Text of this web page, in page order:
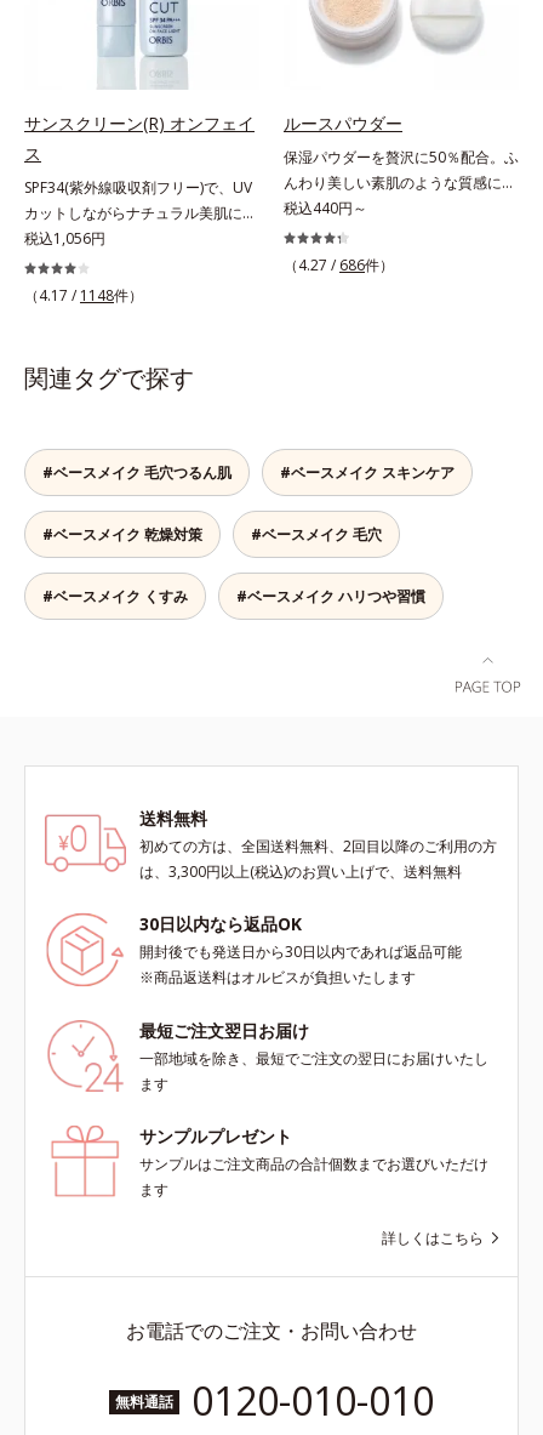
ス*3 シリカ配合＝皮脂を吸着する
粉体*4 化粧持ち性能
脂選択テカリ防止成分(*5)テカリの
主成分を選択的に吸収し、うるおい
層の範囲内*3 スキンプロテクト※
複合成分配合＝肌を保護し、乾燥を
防ぐ複合成分 ※ ビルベリー葉エ
キス、タベブイアインペチギノサ樹
皮エキス*4 グリセリルグルコシド
（保湿成分）、（ジメチコン／ビニ
シーラー・パウダーの6役をこなす
ので、スキンケアの後はBBクリー
ムを塗るだけでベースメイクまで一
気に完成。使うほどに肌を美しく整
え、長時間キープします。
リア成分(*)もプラスして、乾燥やダ
メージから肌を守ります。くすみが
ちな大人の肌を、血色感のある肌に
す。※オルビスのすべてのファンデ
けます。* ホウケイ酸(Ca、Na)、酸
化銀
サンスクリーン(R) オンフェイ
ス
SPF34(紫外線吸収剤フリー)で、UV
カットしながらナチュラル美肌に。
これ1本で“小でかけ”にも、化粧下
地としても。この1本があれば、“ち
ょっとそこまで”もOKなすっぴん美
焼け止めです。 紫外線、近赤外
線、大気汚染物質(*2)を含むダメー
む絶妙な色設計で、白浮きなしの明
るい自然なつや肌に。さらに超軽量
粉体を採用しているので、とっても
軽い付けごこち。単品でも、化粧下
地としてもご使用いただけます。ベ
タつくことなくうるおい感覚が続く
「クリームタイプ」と、みずみずし
ちり・ほこり
税込1,056円
（4.17 / 1148件）
ルースパウダー
保湿パウダーを贅沢に50％配合。ふ
んわり美しい素肌のような質感にな
りながらもうるおいとツヤを叶える
フェイスパウダー。朝の仕上がりの
クオリティが全然違う！ まるで美
ーを新配合。リキッドのツヤ感を活
かしながらも、ふんわりと軽やかな
サラツヤ肌へと、仕上がり質感を格
上げします。うるおいパウダーを
50％配合し、さらに浸透型ヒアルロ
ン酸エキスも加えることで、お粉な
がら肌をしっとりと仕上げます。
税込440円～
（4.27 / 686件）
関連タグで探す
#ベースメイク 毛穴つるん肌 #ベースメイク スキンケア
#ベースメイク 乾燥対策 #ベースメイク 毛穴
#ベースメイク くすみ #ベースメイク ハリつや習慣
送料無料
初めての方は、全国送料無料、2回目以降のご利用の方
は、3,300円以上(税込)のお買い上げで、送料無料
30日以内なら返品OK
開封後でも発送日から30日以内であれば返品可能
※商品返送料はオルビスが負担いたします
最短ご注文翌日お届け
一部地域を除き、最短でご注文の翌日にお届けいたし
ます
サンプルプレゼント
サンプルはご注文商品の合計個数までお選びいただけ
ます
詳しくはこちら
お電話でのご注文・お問い合わせ
無料通話 0120-010-010